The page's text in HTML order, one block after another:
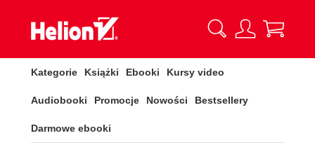
Kategorie Książki Ebooki Kursy video
Audiobooki Promocje Nowości Bestsellery
Darmowe ebooki